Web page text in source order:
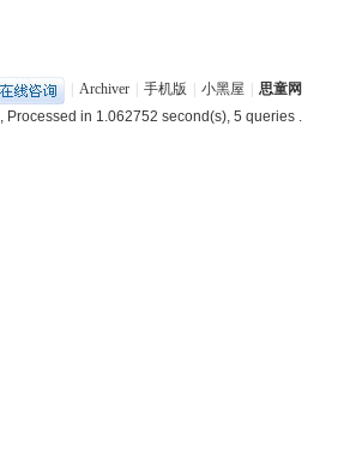
Archiver 手机版 小黑屋
思童网
, Processed in 1.062752 second(s), 5 queries .